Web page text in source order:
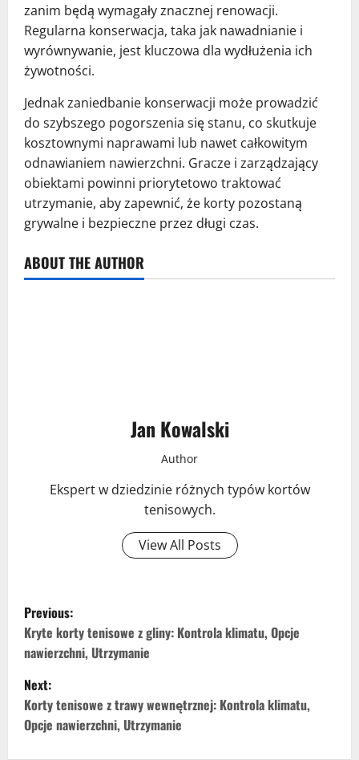
zanim będą wymagały znacznej renowacji.
Regularna konserwacja, taka jak nawadnianie i
wyrównywanie, jest kluczowa dla wydłużenia ich
żywotności.
Jednak zaniedbanie konserwacji może prowadzić
do szybszego pogorszenia się stanu, co skutkuje
kosztownymi naprawami lub nawet całkowitym
odnawianiem nawierzchni. Gracze i zarządzający
obiektami powinni priorytetowo traktować
utrzymanie, aby zapewnić, że korty pozostaną
grywalne i bezpieczne przez długi czas.
ABOUT THE AUTHOR
Jan Kowalski
Author
Ekspert w dziedzinie różnych typów kortów
tenisowych.
View All Posts
P
o
s
t
n
Previous:
Kryte korty tenisowe z gliny: Kontrola klimatu, Opcje
nawierzchni, Utrzymanie
Next:
Korty tenisowe z trawy wewnętrznej: Kontrola klimatu,
Opcje nawierzchni, Utrzymanie